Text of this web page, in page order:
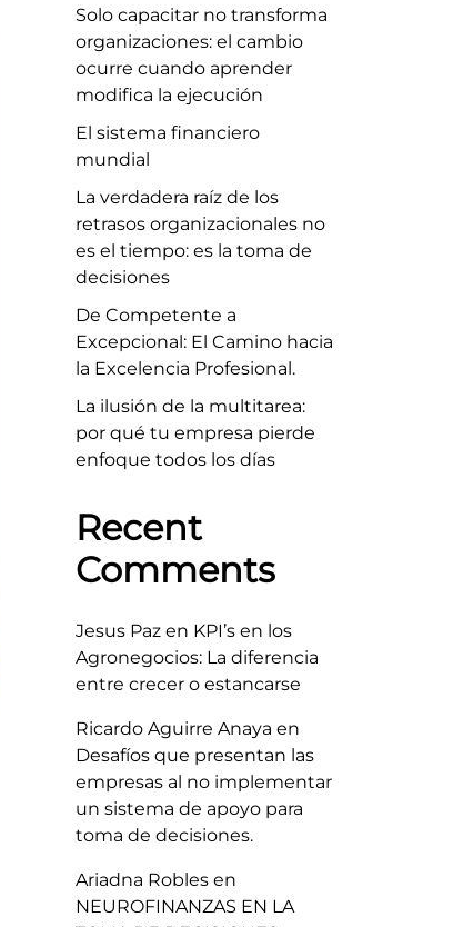
Solo capacitar no transforma
organizaciones: el cambio
ocurre cuando aprender
modifica la ejecución
El sistema financiero
mundial
La verdadera raíz de los
retrasos organizacionales no
es el tiempo: es la toma de
decisiones
De Competente a
Excepcional: El Camino hacia
la Excelencia Profesional.
La ilusión de la multitarea:
por qué tu empresa pierde
enfoque todos los días
Recent
Comments
Jesus Pazen KPI’s en los
Agronegocios: La diferencia
entre crecer o estancarse
Ricardo Aguirre Anaya en
Desafíos que presentan las
empresas al no implementar
un sistema de apoyo para
toma de decisiones.
Ariadna Roblesen
NEUROFINANZAS EN LA